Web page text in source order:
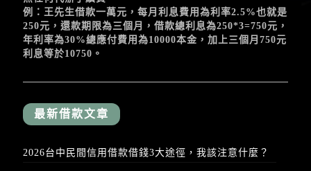
例：王先生借款一萬元，每月利息費用為利率2.5%也就是
250元，還款期限為三個月，借款總利息為250*3=750元，
年利率為30%總應付費用為10000本金，加上三個月750元
利息等於10750。
最新借款文章
2026台中民間信用借款借錢3大途徑，我該注意什麼？